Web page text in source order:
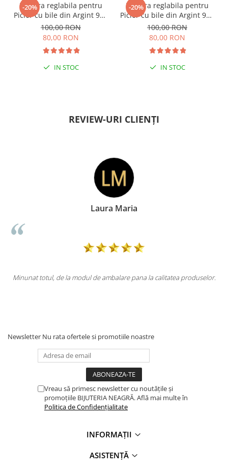
-20%
Bratara reglabila pentru
Picior cu bile din Argint 925
si margele Miyuki rosii
100,00 RON
80,00 RON
IN STOC
-20%
Bratara reglabila pentru
Picior cu bile din Argint 925
si margele Miyuki verzi
100,00 RON
80,00 RON
IN STOC
REVIEW-URI CLIENȚI
Laura Maria
totul, de la modul de ambalare pana la calitatea produselor. Totul
Newsletter Nu rata ofertele si promotiile noastre
Vreau să primesc newsletter cu noutățile și
promoțiile BIJUTERIA NEAGRĂ. Află mai multe în
Politica de Confidențialitate
INFORMAȚII
ASISTENȚĂ